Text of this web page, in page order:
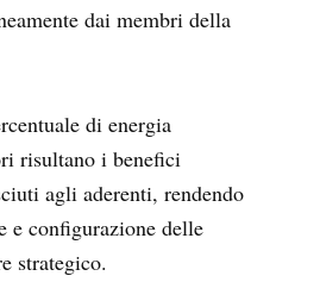
dai membri della
di energia
risultano i benefici
agli aderenti, rendendo
e configurazione delle
strategico.